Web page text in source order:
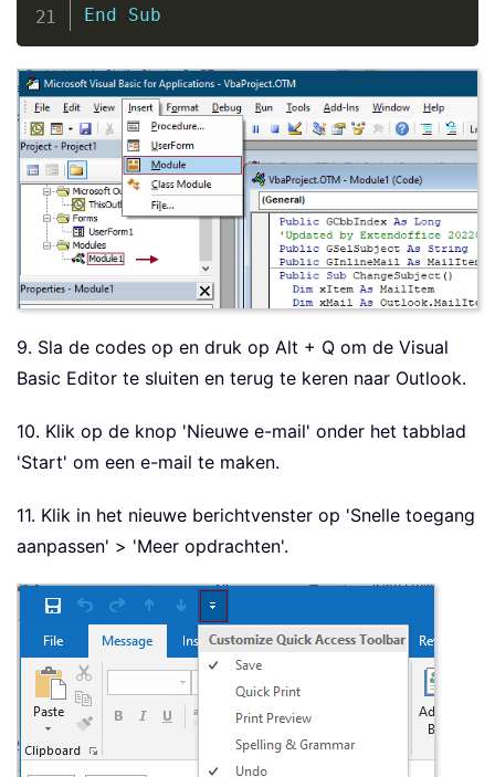
End
Sub
9. Sla de codes op en druk op Alt + Q om de Visual
Basic Editor te sluiten en terug te keren naar Outlook.
10. Klik op de knop 'Nieuwe e-mail' onder het tabblad
'Start' om een e-mail te maken.
11. Klik in het nieuwe berichtvenster op 'Snelle toegang
aanpassen' > 'Meer opdrachten'.